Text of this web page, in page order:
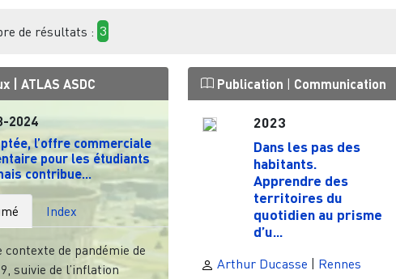
de résultats : 3
| ATLAS ASDC
2024
l’offre commerciale
pour les étudiants
contribue...
Index
contexte de pandémie de
suivie de l’inflation
Publication | Communication
2023
Dans les pas des
habitants.
Apprendre des
territoires du
quotidien au prisme
d’u...
Arthur Ducasse | Rennes